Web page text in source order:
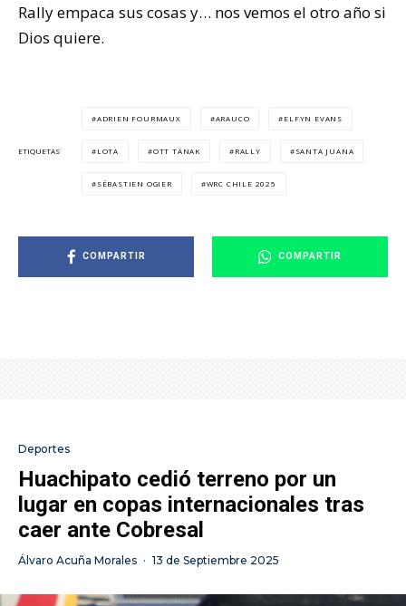
Rally empaca sus cosas y… nos vemos el otro año si
Dios quiere.
ETIQUETAS
ADRIEN FOURMAUX ARAUCO ELFYN EVANS
LOTA OTT TÄNAK RALLY SANTA JUANA
SÉBASTIEN OGIER WRC CHILE 2025
COMPARTIR COMPARTIR
Deportes
Huachipato cedió terreno por un
lugar en copas internacionales tras
caer ante Cobresal
Álvaro Acuña Morales · 13 de Septiembre 2025